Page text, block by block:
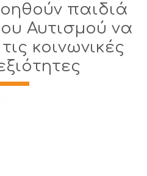
παιδιά
Αυτισμού να
κοινωνικές